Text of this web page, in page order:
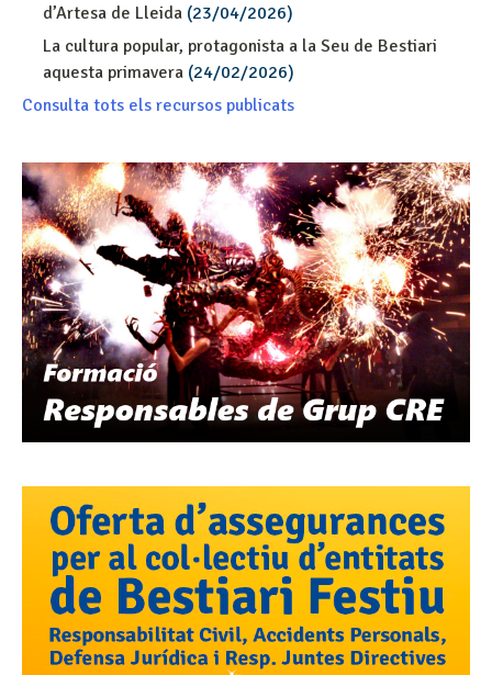
d’Artesa de Lleida (23/04/2026)
La cultura popular, protagonista a la Seu de Bestiari
aquesta primavera (24/02/2026)
Consulta tots els recursos publicats